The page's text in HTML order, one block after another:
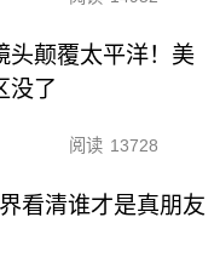
头颠覆太平洋！美
没了
阅读 13728
看清谁才是真朋友